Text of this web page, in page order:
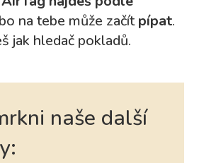
na tebe může začítpípat.
jak hledač pokladů.
naše další